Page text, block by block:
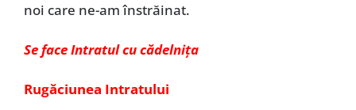
noi care ne-am înstrăinat.
Se face Intratul cu cădelnița
Rugăciunea Intratului